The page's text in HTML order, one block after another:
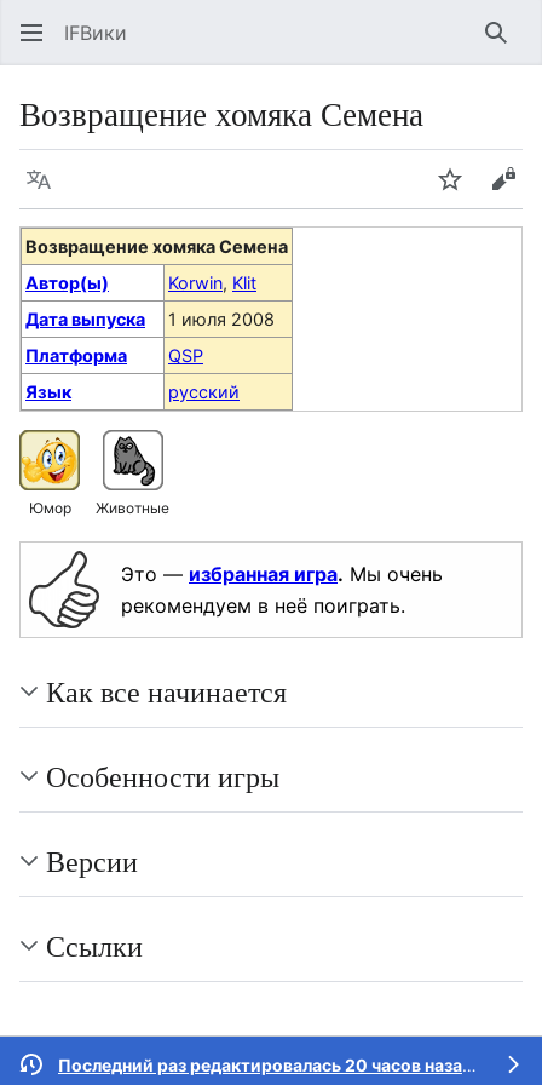
IFВики
Возвращение хомяка Семена
Язык Следить
Возвращение хомяка Семена
Автор(ы)
Korwin, Klit
Дата выпуска
1 июля 2008
Платформа
QSP
Язык
русский
Юмор Животные
Это — избранная игра. Мы очень
рекомендуем в неё поиграть.
Как все начинается
Особенности игры
Версии
Ссылки
Последний раз редактировалась 20 часов назад